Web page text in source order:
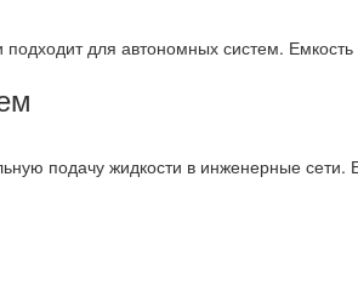
для автономных систем.
подачу жидкости в инженерные